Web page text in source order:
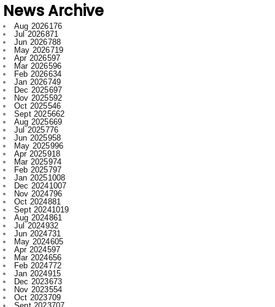
Jun 2026
788
May 2026719
Apr 2026597
Mar 2026596
Feb 2026634
Jan 2026749
Dec 2025697
Nov 2025592
Oct 2025546
Sept 2025662
Aug 2025669
Jul 2025776
Jun 2025958
May 2025996
Apr 2025918
Mar 2025974
Feb 2025797
Jan 20251008
Dec 20241007
Nov 2024796
Oct 2024881
Sept 20241019
Aug 2024861
Jul 2024932
Jun 2024731
May 2024605
Apr 2024597
Mar 2024656
Feb 2024772
Jan 2024915
Dec 2023673
Nov 2023554
Oct 2023709
Sept 2023707
Aug 2023520
Jul 2023521
Jun 2023480
May 2023316